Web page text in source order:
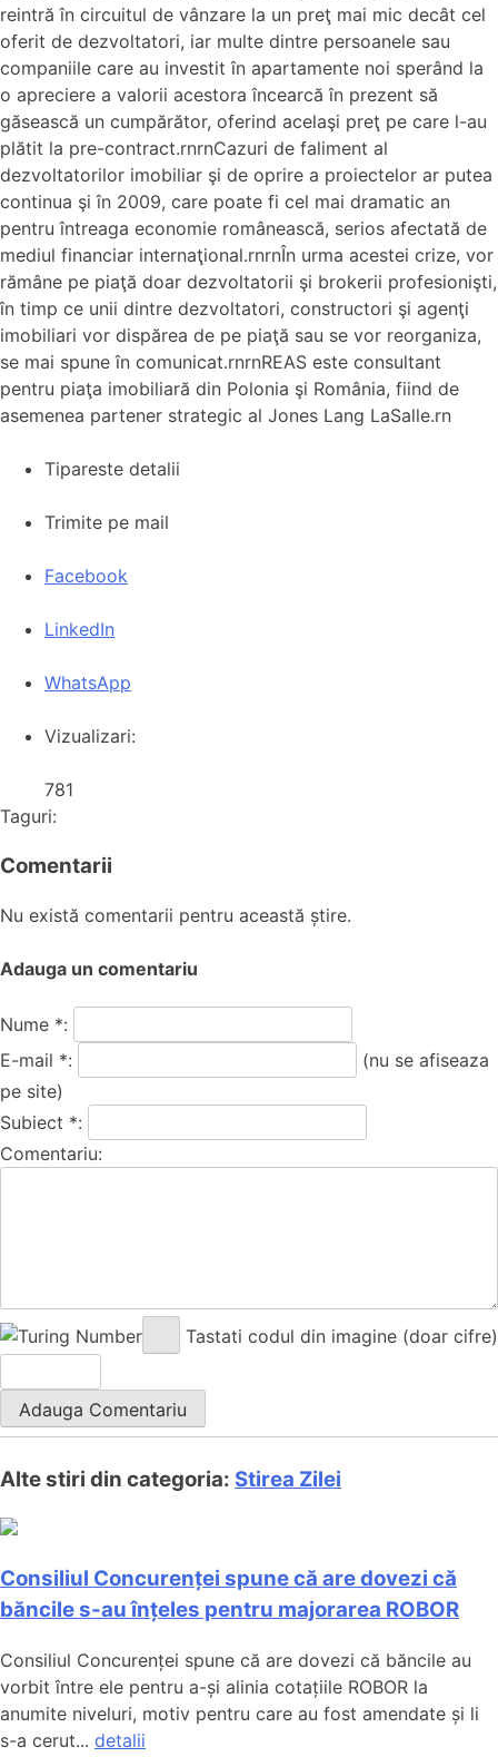
reintră în circuitul de vânzare la un preţ mai mic decât cel
oferit de dezvoltatori, iar multe dintre persoanele sau
companiile care au investit în apartamente noi sperând la
o apreciere a valorii acestora încearcă în prezent să
găsească un cumpărător, oferind acelaşi preţ pe care l-au
plătit la pre-contract.rnrnCazuri de faliment al
dezvoltatorilor imobiliar şi de oprire a proiectelor ar putea
continua şi în 2009, care poate fi cel mai dramatic an
pentru întreaga economie românească, serios afectată de
mediul financiar internaţional.rnrnÎn urma acestei crize, vor
rămâne pe piaţă doar dezvoltatorii şi brokerii profesionişti,
în timp ce unii dintre dezvoltatori, constructori şi agenţi
imobiliari vor dispărea de pe piaţă sau se vor reorganiza,
se mai spune în comunicat.rnrnREAS este consultant
pentru piaţa imobiliară din Polonia şi România, fiind de
asemenea partener strategic al Jones Lang LaSalle.rn
Tipareste detalii
Trimite pe mail
Facebook
LinkedIn
WhatsApp
Vizualizari:
781
Taguri:
Comentarii
Nu există comentarii pentru această știre.
Adauga un comentariu
Nume *:
E-mail *:
(nu se afiseaza
pe site)
Subiect *:
Comentariu:
Tastati codul din imagine (doar cifre)
Alte stiri din categoria: Stirea Zilei
Consiliul Concurenței spune că are dovezi că
băncile s-au înțeles pentru majorarea ROBOR
Consiliul Concurenței spune că are dovezi că băncile au
vorbit între ele pentru a-și alinia cotațiile ROBOR la
anumite niveluri, motiv pentru care au fost amendate și li
s-a cerut... detalii